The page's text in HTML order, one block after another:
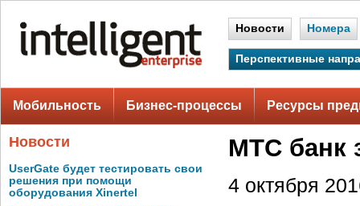
Новости Номера
Перспективные
Мобильность Бизнес-процессы Ресурсы
Новости
UserGate будет тестировать свои
решения при помощи
оборудования Xinertel
МТС банк
4 октября